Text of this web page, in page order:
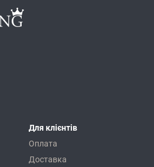
Для клієнтів
Оплата
Доставка